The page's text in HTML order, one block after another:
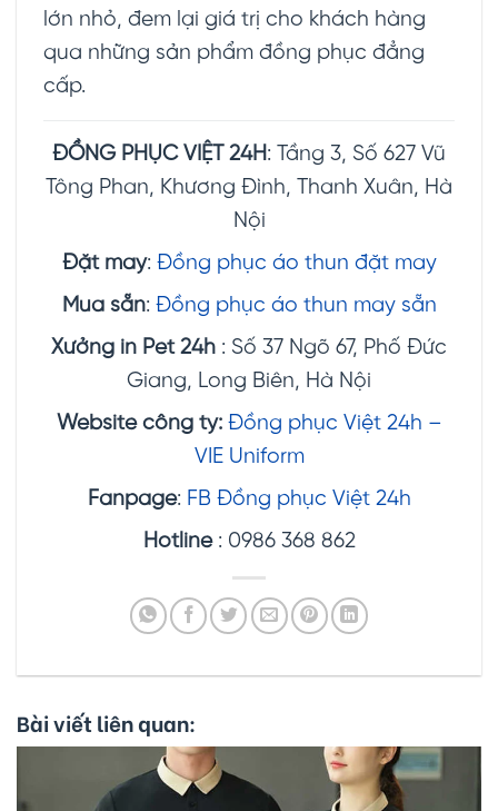
lớn nhỏ, đem lại giá trị cho khách hàng
qua những sản phẩm đồng phục đẳng
cấp.
ĐỒNG PHỤC VIỆT 24H: Tầng 3, Số 627 Vũ
Tông Phan, Khương Đình, Thanh Xuân, Hà
Nội
Đặt may: Đồng phục áo thun đặt may
Mua sẵn: Đồng phục áo thun may sẵn
Xưởng in Pet 24h : Số 37 Ngõ 67, Phố Đức
Giang, Long Biên, Hà Nội
Websitecông ty: Đồng phục Việt 24h –
VIE Uniform
Fanpage: FB Đồng phục Việt 24h
Hotline: 0986 368 862
Bài viết liên quan: